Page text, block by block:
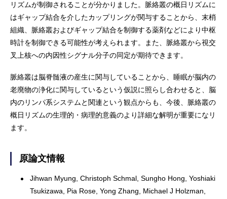
リズムが制御されることが分かりました。脈絡叢の概日リズムに
はギャップ結合を介したカップリングが関与することから、末梢
組織、脈絡叢およびギャップ結合を制御する薬剤などにより中枢
時計を制御できる可能性が考えられます。また、脈絡叢から視交
叉上核への内因性シグナル分子の同定が期待できます。
脈絡叢は脳脊髄液の産生に関与していることから、睡眠が脳内の
老廃物の浄化に関与しているという仮説に照らし合わせると、脳
内のリンパ系システムと関連という観点からも、今後、脈絡叢の
概日リズムの生理的・病理的意義のより詳細な解明が重要になリ
ます。
原論文情報
Jihwan Myung, Christoph Schmal, Sungho Hong, Yoshiaki
Tsukizawa, Pia Rose, Yong Zhang, Michael J Holzman,